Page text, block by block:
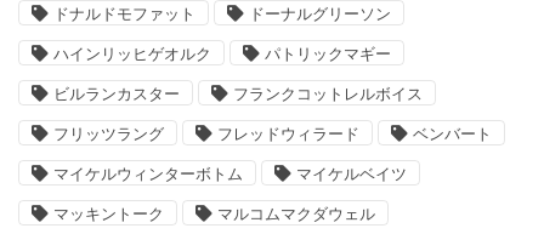
ドナルドモファット ドーナルグリーソン
ハインリッヒゲオルク パトリックマギー
ビルランカスター フランクコットレルボイス
フリッツラング フレッドウィラード ベンバート
マイケルウィンターボトム マイケルベイツ
マッキントーク マルコムマクダウェル